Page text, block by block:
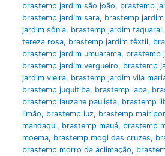
brastemp jardim são joão, brastemp
brastemp jardim sara, brastemp
jardim sônia, brastemp jardim taquaral,
tereza rosa, brastemp jardim têxtil,
brastemp jardim umuarama, brastemp
brastemp jardim vergueiro, brastemp
jardim vieira, brastemp jardim vila
brastemp juquitiba, brastemp lapa,
brastemp lauzane paulista, brastemp
limão, brastemp luz, brastemp
mandaqui, brastemp mauá, brastemp
moema, brastemp mogi das cruzes,
brastemp morro da aclimação,